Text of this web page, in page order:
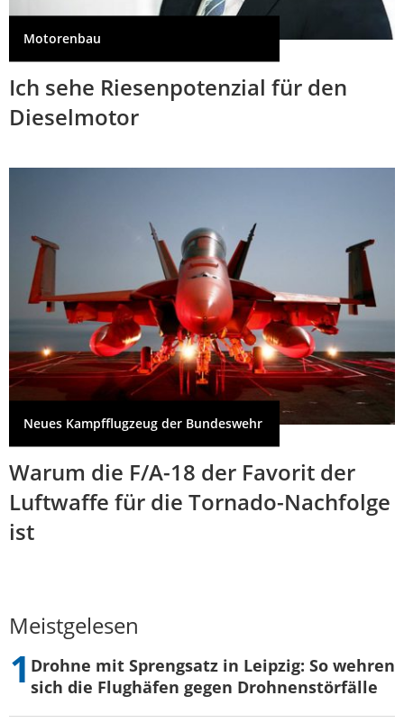
Motorenbau
Ich sehe Riesenpotenzial für den
Dieselmotor
Neues Kampfflugzeug der Bundeswehr
Warum die F/A-18 der Favorit der
Luftwaffe für die Tornado-Nachfolge
ist
Meistgelesen
Drohne mit Sprengsatz in Leipzig: So wehren
sich die Flughäfen gegen Drohnenstörfälle